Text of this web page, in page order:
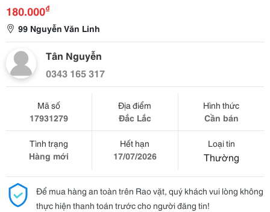
180.000₫
99 Nguyễn Văn Linh
Tân Nguyễn
0343 165 317
Mã số
17931279
Địa điểm
Đắc Lắc
Hình thức
Cần bán
Tình trạng
Hàng mới
Hết hạn
17/07/2026
Loại tin
Thường
Để mua hàng an toàn trên Rao vặt, quý khách vui lòng không
thực hiện thanh toán trước cho người đăng tin!